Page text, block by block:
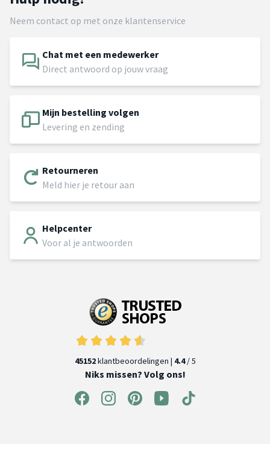
Neem contact op met onze klantenservice
Chat met een medewerker
Direct antwoord op jouw vraag
Mijn bestelling volgen
Levering en zending
Retourneren
Meld hier je retour aan
Helpcenter
Voor al je antwoorden
45152klantbeoordelingen | 4.4/ 5
Niks missen? Volg ons!